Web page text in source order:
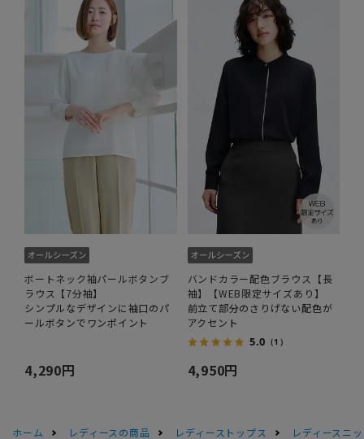
ボートネック袖パールボタンブ
ラウス【7分袖】
シンプルなデザインに袖口のパ
ールボタンでワンポイント
4,290円
バンドカラー配色ブラウス【長
袖】【WEB限定サイズあり】
前立て部分のさりげない配色が
アクセント
5.0 （1）
4,950円
ホーム レディースの商品 レディーストップス
レディースニ